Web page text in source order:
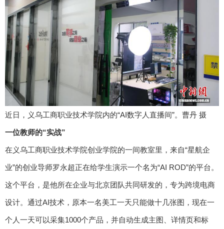
近日，义乌工商职业技术学院内的“AI数字人直播间”。曹丹 摄
一位教师的“实战”
在义乌工商职业技术学院创业学院的一间教室里，来自“星航企
业”的创业导师罗永超正在给学生演示一个名为“AI ROD”的平台。
这个平台，是他所在企业与北京团队共同研发的，专为跨境电商
设计。通过AI技术，原本一名美工一天只能做十几张图，现在一
个人一天可以采集1000个产品，并自动生成主图、详情页和标